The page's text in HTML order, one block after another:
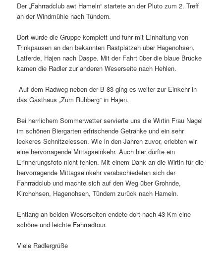
Der „Fahrradclub awt Hameln“ startete an der Pluto zum 2. Treff
an der Windmühle nach Tündern.
Dort wurde die Gruppe komplett und fuhr mit Einhaltung von
Trinkpausen an den bekannten Rastplätzen über Hagenohsen,
Latferde, Hajen nach Daspe. Mit der Fahrt über die blaue Brücke
kamen die Radler zur anderen Weserseite nach Hehlen.
Auf dem Radweg neben der B 83 ging es weiter zur Einkehr in
das Gasthaus „Zum Ruhberg“ in Hajen.
Bei herrlichem Sommerwetter servierte uns die Wirtin Frau Nagel
im schönen Biergarten erfrischende Getränke und ein sehr
leckeres Schnitzelessen. Wie in den Jahren zuvor, erlebten wir
eine hervorragende Mittagseinkehr. Auch hier durfte ein
Erinnerungsfoto nicht fehlen. Mit einem Dank an die Wirtin für die
hervorragende Mittagseinkehr verabschiedeten sich der
Fahrradclub und machte sich auf den Weg über Grohnde,
Kirchohsen, Hagenohsen, Tündern zurück nach Hameln.
Entlang an beiden Weserseiten endete dort nach 43 Km eine
schöne und leichte Fahrradtour.
Viele Radlergrüße